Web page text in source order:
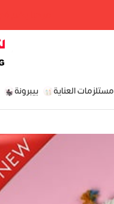
مستلزمات العناية بيبرونة